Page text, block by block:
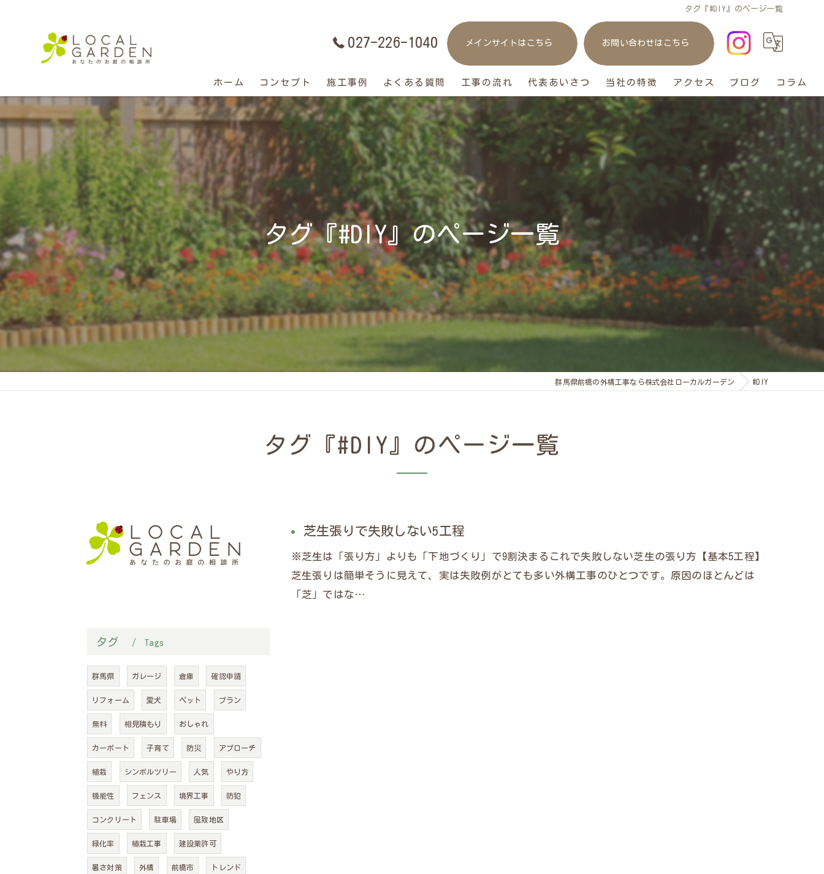
タグ『#DIY』のページ一覧
027-226-1040 メインサイトはこちら お問い合わせはこちら
ホーム コンセプト 施工事例 よくある質問 工事の流れ 代表あいさつ 当社の特徴
庭
リフォーム
アクセス ブログ コラム
タグ『#DIY』のページ一覧
群馬県前橋の外構工事なら株式会社ローカルガーデン #DIY
タグ『#DIY』のページ一覧
芝生張りで失敗しない5工程
※芝生は「張り方」よりも「下地づくり」で9割決まるこれで失敗しない芝生の張り方【基本5工程】
芝生張りは簡単そうに見えて、実は失敗例がとても多い外構工事のひとつです。原因のほとんどは
「芝」ではな…
タグ Tags
群馬県 ガレージ 倉庫 確認申請
リフォーム 愛犬 ペット プラン
無料 相見積もり おしゃれ
カーポート 子育て 防災 アプローチ
植栽 シンボルツリー 人気 やり方
機能性 フェンス 境界工事 防犯
コンクリート 駐車場 風致地区
緑化率 植栽工事 建設業許可
暑さ対策 外構 前橋市 トレンド